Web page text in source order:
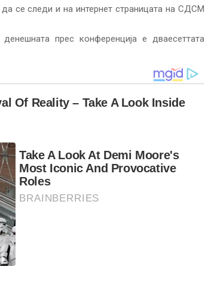
да се следи и на интернет страницата на СДСМ
прес конференција е дваесеттата